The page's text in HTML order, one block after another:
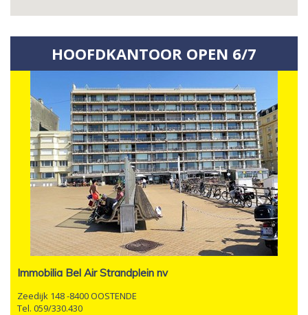
HOOFDKANTOOR OPEN 6/7
Immobilia Bel Air Strandplein nv
Zeedijk 148 -8400 OOSTENDE
Tel. 059/330.430